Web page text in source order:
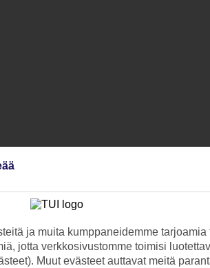
ja muita kumppaneidemme tarjoamia
jotta verkkosivustomme toimisi
Muut evästeet auttavat meitä